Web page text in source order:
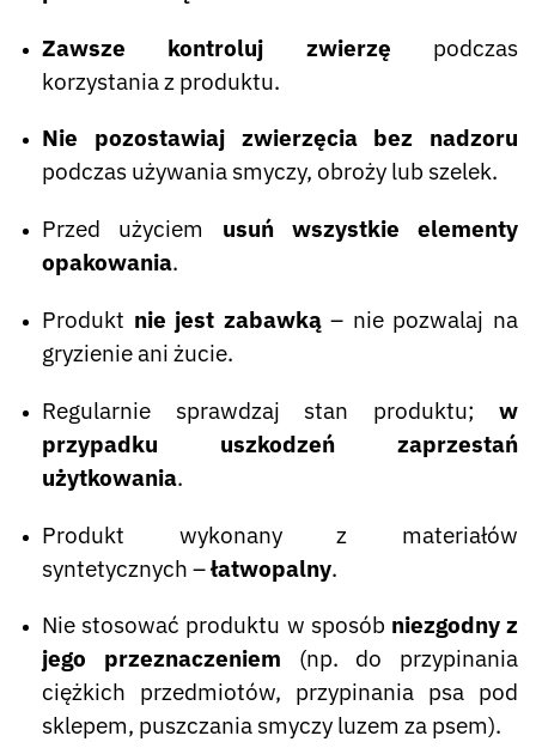
Zawsze kontroluj zwierzę podczas
korzystania z produktu.
Nie pozostawiaj zwierzęcia bez nadzoru
podczas używania smyczy, obroży lub szelek.
Przed użyciem usuń wszystkie elementy
opakowania.
Produkt nie jest zabawką– nie pozwalaj na
gryzienie ani żucie.
Regularnie sprawdzaj stan produktu; w
przypadku uszkodzeń zaprzestań
użytkowania.
Produkt wykonany z materiałów
syntetycznych –łatwopalny.
Nie stosować produktu w sposób niezgodny z
jego przeznaczeniem (np. do przypinania
ciężkich przedmiotów, przypinania psa pod
sklepem, puszczania smyczy luzem za psem).